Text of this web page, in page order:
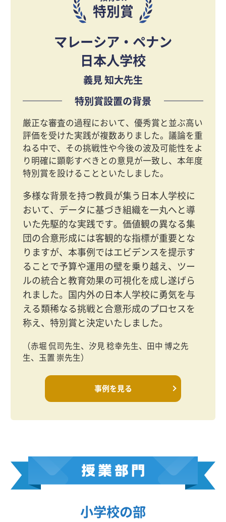
特別賞
マレーシア・ペナン
日本人学校
義見 知大先生
特別賞設置の背景
厳正な審査の過程において、優秀賞と並ぶ高い
評価を受けた実践が複数ありました。議論を重
ねる中で、その挑戦性や今後の波及可能性をよ
り明確に顕彰すべきとの意見が一致し、本年度
特別賞を設けることといたしました。
多様な背景を持つ教員が集う日本人学校に
おいて、データに基づき組織を一丸へと導
いた先駆的な実践です。価値観の異なる集
団の合意形成には客観的な指標が重要とな
りますが、本事例ではエビデンスを提示す
ることで予算や運用の壁を乗り越え、ツー
ルの統合と教育効果の可視化を成し遂げら
れました。国内外の日本人学校に勇気を与
える類稀なる挑戦と合意形成のプロセスを
称え、特別賞と決定いたしました。
（赤堀 侃司先生、汐見 稔幸先生、田中 博之先
生、玉置 崇先生）
事例を見る
小学校の部